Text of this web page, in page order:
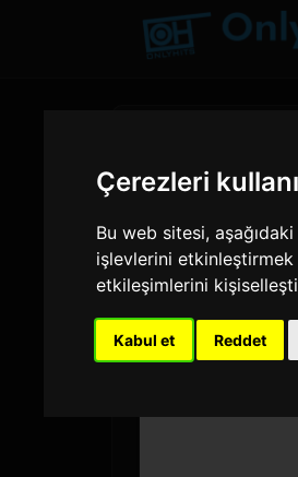
Çerezleri
Bu web sitesi,
işlevlerini
etkileşimlerini
Kabul et Reddet